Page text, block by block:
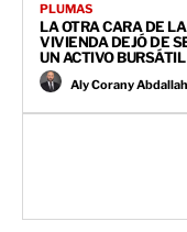
PLUMAS
LA OTRA CARA DE
VIVIENDA DEJÓ DE
UN ACTIVO BURSÁTIL
Aly Corany Abdallah